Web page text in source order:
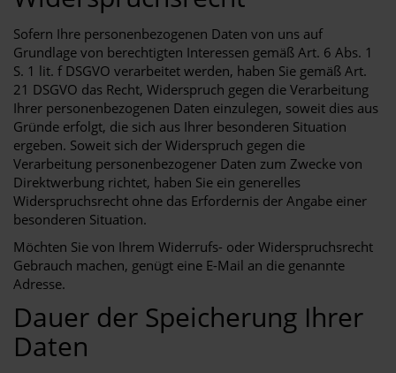
Sofern Ihre personenbezogenen Daten von uns auf
Grundlage von berechtigten Interessen gemäß Art. 6 Abs. 1
S. 1 lit. f DSGVO verarbeitet werden, haben Sie gemäß Art.
21 DSGVO das Recht, Widerspruch gegen die Verarbeitung
Ihrer personenbezogenen Daten einzulegen, soweit dies aus
Gründe erfolgt, die sich aus Ihrer besonderen Situation
ergeben. Soweit sich der Widerspruch gegen die
Verarbeitung personenbezogener Daten zum Zwecke von
Direktwerbung richtet, haben Sie ein generelles
Widerspruchsrecht ohne das Erfordernis der Angabe einer
besonderen Situation.
Möchten Sie von Ihrem Widerrufs- oder Widerspruchsrecht
Gebrauch machen, genügt eine E-Mail an die genannte
Adresse.
Dauer der Speicherung Ihrer
Daten